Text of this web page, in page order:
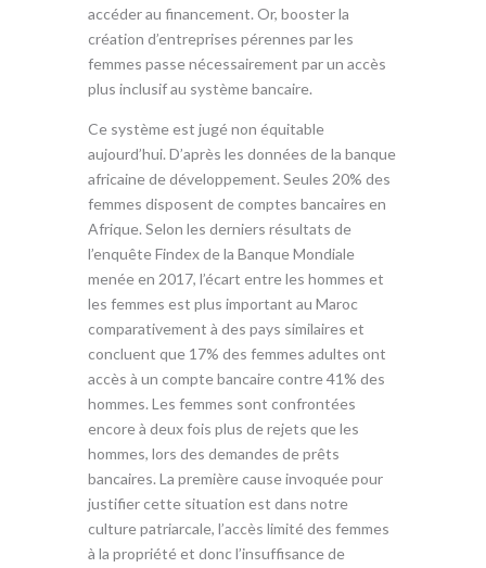
accéder au financement. Or, booster la
création d’entreprises pérennes par les
femmes passe nécessairement par un accès
plus inclusif au système bancaire.
Ce système est jugé non équitable
aujourd’hui. D’après les données de la banque
africaine de développement. Seules 20% des
femmes disposent de comptes bancaires en
Afrique. Selon les derniers résultats de
l’enquête Findex de la Banque Mondiale
menée en 2017, l’écart entre les hommes et
les femmes est plus important au Maroc
comparativement à des pays similaires et
concluent que 17% des femmes adultes ont
accès à un compte bancaire contre 41% des
hommes. Les femmes sont confrontées
encore à deux fois plus de rejets que les
hommes, lors des demandes de prêts
bancaires. La première cause invoquée pour
justifier cette situation est dans notre
culture patriarcale, l’accès limité des femmes
à la propriété et donc l’insuffisance de